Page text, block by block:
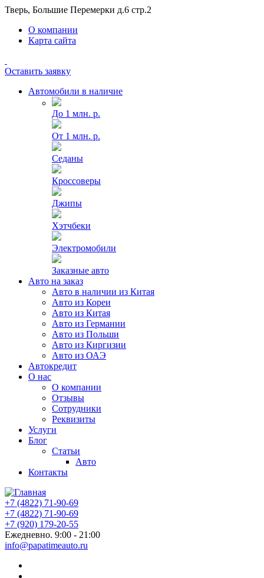
Тверь, Большие Перемерки д.6 стр.2
О компании
Карта сайта
Оставить заявку
Автомобили в наличие
До 1 млн. р.
От 1 млн. р.
Седаны
Кроссоверы
Джипы
Хэтчбеки
Электромобили
Заказные авто
Авто на заказ
Авто в наличии из Китая
Авто из Кореи
Авто из Китая
Авто из Германии
Авто из Польши
Авто из Киргизии
Авто из ОАЭ
Автокредит
О нас
О компании
Отзывы
Сотрудники
Реквизиты
Услуги
Блог
Статьи
Авто
Контакты
+7 (4822) 71-90-69
+7 (4822) 71-90-69
+7 (920) 179-20-55
Ежедневно. 9:00 - 21:00
info@papatimeauto.ru